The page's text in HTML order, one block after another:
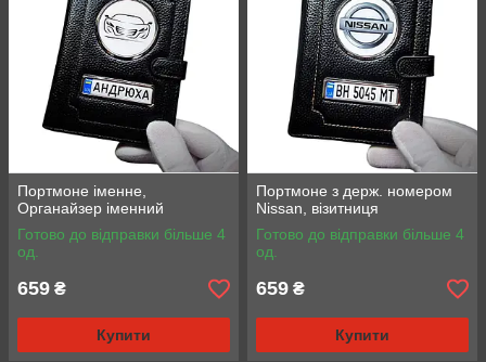
Портмоне іменне,
Органайзер іменний
Готово до відправки більше 4
од.
659 ₴
Купити
Портмоне з держ. номером
Nissan, візитниця
Готово до відправки більше 4
од.
659 ₴
Купити